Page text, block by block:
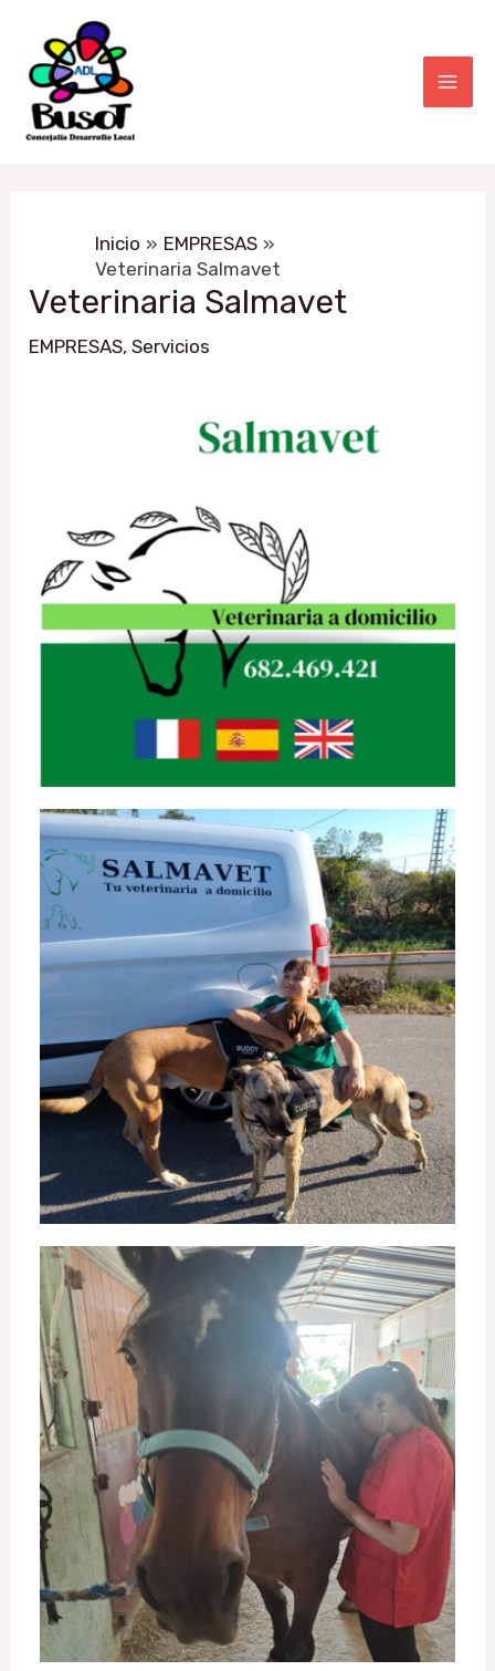
contenido
Inicio
EMPRESAS
Veterinaria Salmavet
Veterinaria Salmavet
EMPRESAS,Servicios
Navegación
entradas